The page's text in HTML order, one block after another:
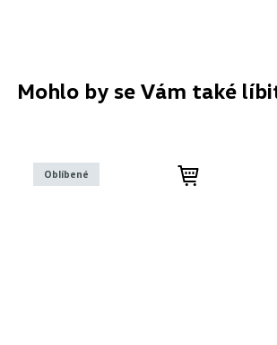
Mohlo by se Vám také
Oblíbené